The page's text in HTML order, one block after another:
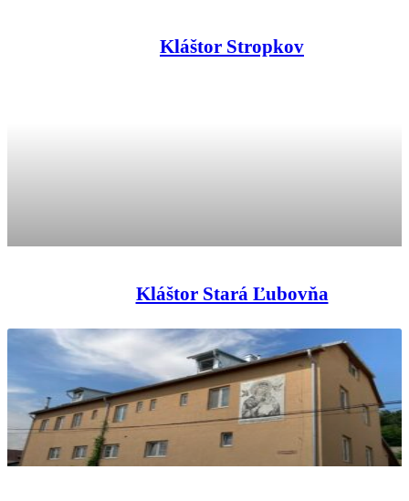
Kláštor Stropkov
Kláštor Stará Ľubovňa